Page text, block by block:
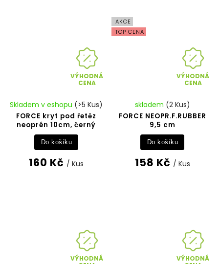
VÝHODNÁ
CENA
FORCE kryt pod řetěz
neoprén 10cm, černý
Skladem v eshopu (>5 Kus)
160 Kč / Kus
Do košíku
AKCE
TOP CENA
VÝHODNÁ
CENA
FORCE NEOPR.F.RUBBER
9,5 cm
skladem (2 Kus)
158 Kč / Kus
Do košíku
VÝHODNÁ
VÝHODNÁ